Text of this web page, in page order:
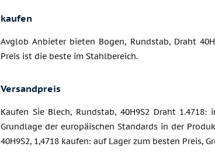
kaufen
Avglob Anbieter bieten Bogen, Rundstab, Draht
Preis ist die beste im Stahlbereich.
Versandpreis
Kaufen Sie Blech, Rundstab, 40H9S2 Draht
Grundlage der europäischen Standards in der
40H9S2, 1,4718 kaufen: auf Lager zum besten Preis,